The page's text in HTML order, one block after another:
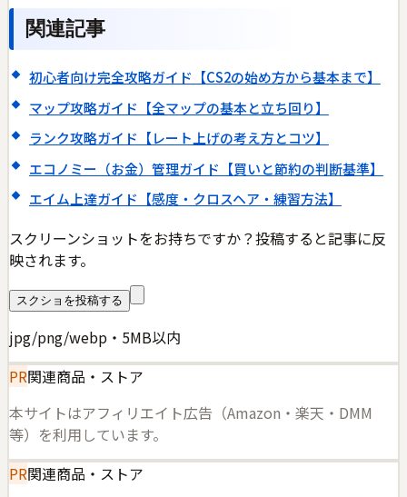
関連記事
初心者向け完全攻略ガイド【CS2の始め方から基本まで】
マップ攻略ガイド【全マップの基本と立ち回り】
ランク攻略ガイド【レート上げの考え方とコツ】
エコノミー（お金）管理ガイド【買いと節約の判断基準】
エイム上達ガイド【感度・クロスヘア・練習方法】
スクリーンショットをお持ちですか？投稿すると記事に反
映されます。
スクショを投稿する
jpg/png/webp・5MB以内
PR関連商品・ストア
本サイトはアフィリエイト広告（Amazon・楽天・DMM
等）を利用しています。
PR関連商品・ストア